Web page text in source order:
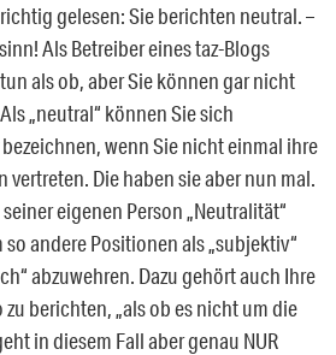
gelesen: Sie berichten neutral. –
Als Betreiber eines taz-Blogs
als ob, aber Sie können gar nicht
„neutral“ können Sie sich
wenn Sie nicht einmal ihre
vertreten. Die haben sie aber nun mal.
eigenen Person „Neutralität“
andere Positionen als „subjektiv“
abzuwehren. Dazu gehört auch Ihre
zu berichten, „als ob es nicht um die
in diesem Fall aber genau NUR